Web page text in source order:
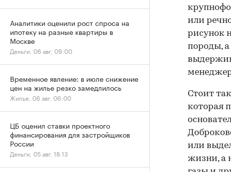
или
рисунок
породы,
Стоит
которая
или
жизни, а
Аналитики оценили рост спроса на
ипотеку на разные квартиры в
Москве
Деньги, 06 авг, 09:00
Временное явление: в июле снижение
цен на жилье резко замедлилось
Жилье, 06 авг, 06:00
ЦБ оценил ставки проектного
финансирования для застройщиков
России
Деньги, 05 авг, 18:13